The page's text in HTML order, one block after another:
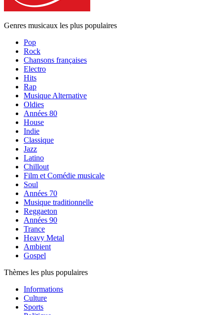
Genres musicaux les plus populaires
Pop
Rock
Chansons françaises
Electro
Hits
Rap
Musique Alternative
Oldies
Années 80
House
Indie
Classique
Jazz
Latino
Chillout
Film et Comédie musicale
Soul
Années 70
Musique traditionnelle
Reggaeton
Années 90
Trance
Heavy Metal
Ambient
Gospel
Thèmes les plus populaires
Informations
Culture
Sports